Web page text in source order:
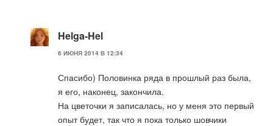
Helga-Hel
6 ИЮНЯ 2014 В 12:34
Спасибо) Половинка ряда в прошлый раз была,
я его, наконец, закончила.
На цветочки я записалась, но у меня это первый
опыт будет, так что я пока только шовчики